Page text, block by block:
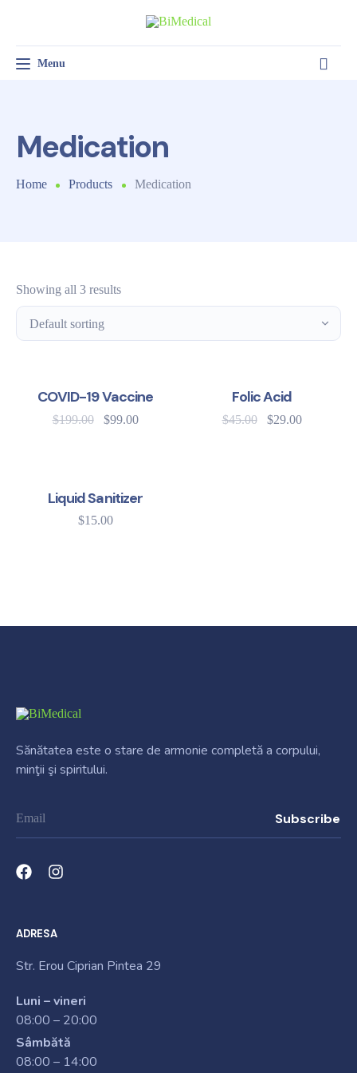
Toggle navigation
Menu
Medication
Home Products Medication
Showing all 3 results
COVID-19 Vaccine
$199.00 $99.00
Folic Acid
$45.00 $29.00
Liquid Sanitizer
$15.00
Sănătatea este o stare de armonie completă a corpului,
minţii şi spiritului.
ADRESA
Str. Erou Ciprian Pintea 29
Luni – vineri
08:00 – 20:00
Sâmbătă
08:00 – 14:00